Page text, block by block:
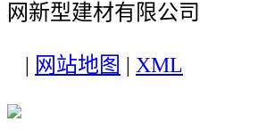
网新型建材有限公司
网站地图 XML